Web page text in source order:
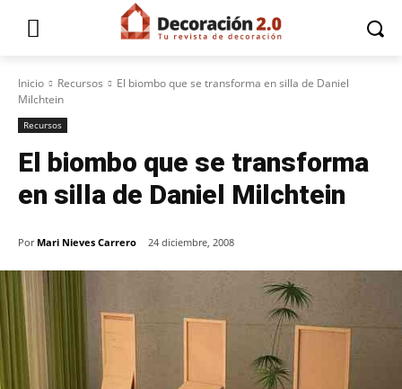
Inicio Recursos
El biombo que se transforma en silla de Daniel
Milchtein
Recursos
El biombo que se transforma
en silla de Daniel Milchtein
Por Mari Nieves Carrero 24 diciembre, 2008